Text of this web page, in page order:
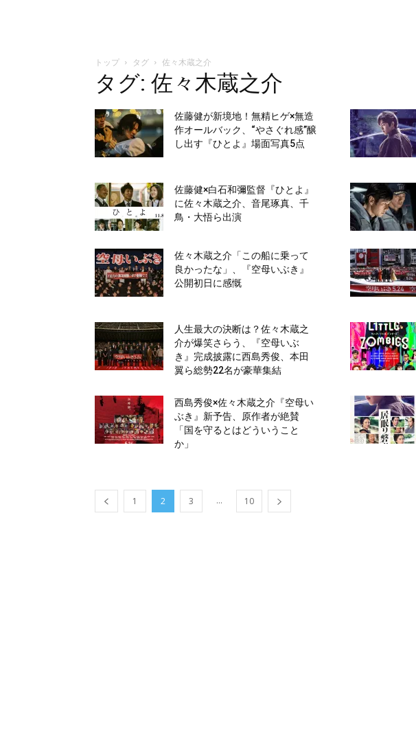
トップ タグ 佐々木蔵之介
タグ: 佐々木蔵之介
佐藤健が新境地！無精ヒゲ×無造
作オールバック、“やさぐれ感”醸
し出す『ひとよ』場面写真5点
佐藤健×白石和彌監督『ひとよ』
に佐々木蔵之介、音尾琢真、千
鳥・大悟ら出演
佐々木蔵之介「この船に乗って
良かったな」、『空母いぶき』
公開初日に感慨
人生最大の決断は？佐々木蔵之
介が爆笑さらう、『空母いぶ
き』完成披露に西島秀俊、本田
翼ら総勢22名が豪華集結
西島秀俊×佐々木蔵之介『空母い
ぶき』新予告、原作者が絶賛
「国を守るとはどういうこと
か」
1 2 3 ... 10